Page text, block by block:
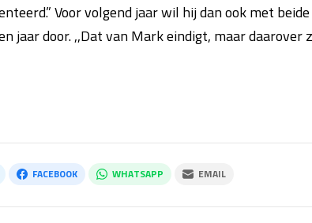
Voor volgend jaar wil hij dan ook met
jaar door. ,,Dat van Mark eindigt, maar daarover
FACEBOOK WHATSAPP EMAIL